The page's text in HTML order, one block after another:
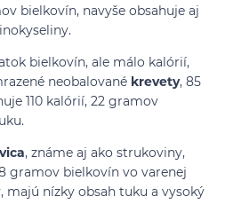
bielkovín, navyše obsahuje aj
bielkovín, ale málo kalórií,
neobalované krevety, 85
110 kalórií, 22 gramov
, známe aj ako strukoviny,
gramov bielkovín vo varenej
majú nízky obsah tuku a vysoký